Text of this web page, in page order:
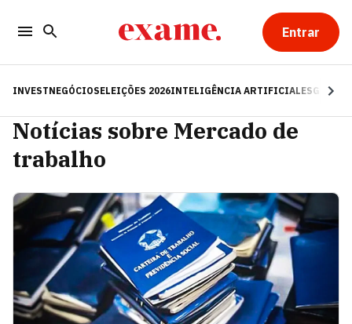
Entrar
INVESTNEGÓCIOSELEIÇÕES 2026INTELIGÊNCIA ARTIFICIALESG
Notícias sobre Mercado de
trabalho